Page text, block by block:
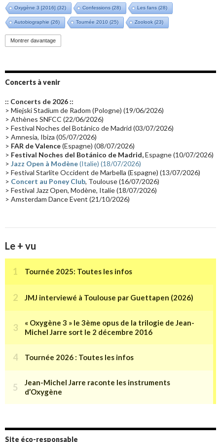
Oxygène 3 [2016] (32) Confessions (28) Les fans (28)
Autobiographie (26) Tournée 2010 (25) Zoolook (23)
Promo 2019(23)
Groupe de Recherche Musicale
Passages radio Vidéo Jarrecast (16) Synthé 80's
Les concerts en Chine(16) Cinéma
Synthé Roland(15) Belgique(15)
(14) Astronomie (14) (14)
Tournée 2025(14) 2024(14) Chine(13)
Montrer davantage
Concerts à venir
:: Concerts de 2026 ::
> Miejski Stadium de Radom (Pologne) (19/06/2026)
> Athènes SNFCC (22/06/2026)
> Festival Noches del Botánico de Madrid (03/07/2026)
> Amnesia, Ibiza (05/07/2026)
> FAR de Valence(Espagne) (08/07/2026)
> Festival Noches del Botánico de Madrid,Espagne (10/07/2026)
> Jazz Open à Modène(Italie) (18/07/2026)
> Festival Starlite Occident de Marbella (Espagne) (13/07/2026)
> Concert au Poney Club, Toulouse (16/07/2026)
> Festival Jazz Open, Modène, Italie (18/07/2026)
> Amsterdam Dance Event (21/10/2026)
Le + vu
Site éco-responsable